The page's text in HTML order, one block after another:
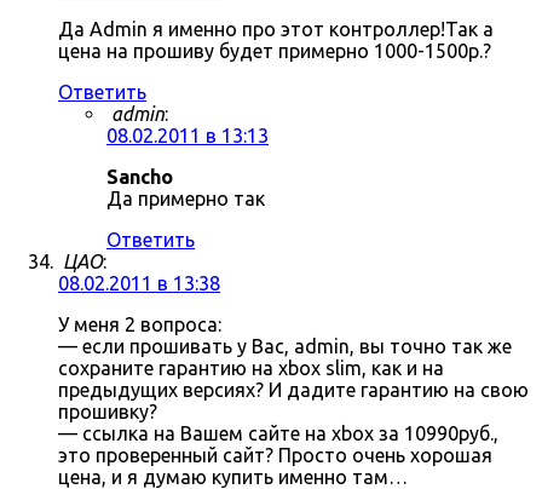
Да Admin я именно про этот контроллер!Так а
цена на прошиву будет примерно 1000-1500р.?
Ответить
admin:
08.02.2011 в 13:13
Sancho
Да примерно так
Ответить
ЦАО:
08.02.2011 в 13:38
У меня 2 вопроса:
— если прошивать у Вас, admin, вы точно так же
сохраните гарантию на xbox slim, как и на
предыдущих версиях? И дадите гарантию на свою
прошивку?
— ссылка на Вашем сайте на xbox за 10990руб.,
это проверенный сайт? Просто очень хорошая
цена, и я думаю купить именно там…